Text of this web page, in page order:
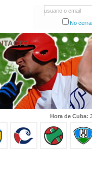
usuario o email
No
Hora de Cuba: